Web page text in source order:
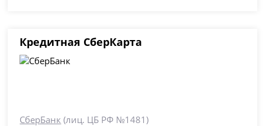
Кредитная СберКарта
СберБанк (лиц. ЦБ РФ №1481)